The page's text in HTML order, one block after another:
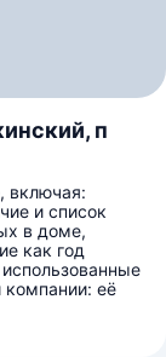
п
включая:
и список
в доме,
как год
её